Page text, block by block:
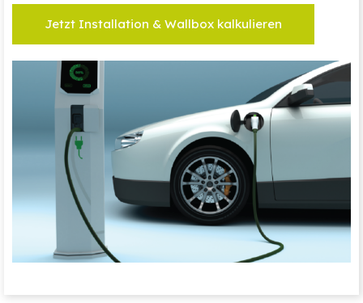
Jetzt Installation & Wallbox kalkulieren